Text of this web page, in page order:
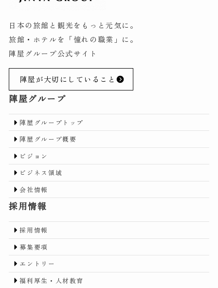
日本の旅館と観光をもっと元気に。
旅館・ホテルを「憧れの職業」に。
陣屋グループ公式サイト
陣屋が大切にしていること
陣屋グループ
陣屋グループトップ
陣屋グループ概要
ビジョン
ビジネス領域
会社情報
採用情報
採用情報
募集要項
エントリー
福利厚生・人材教育